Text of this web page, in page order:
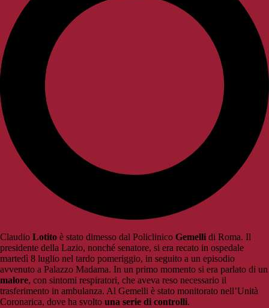
Claudio Lotito è stato dimesso dal Policlinico Gemelli di Roma. Il
presidente della Lazio, nonché senatore, si era recato in ospedale
martedì 8 luglio nel tardo pomeriggio, in seguito a un episodio
avvenuto a Palazzo Madama. In un primo momento si era parlato di un
malore, con sintomi respiratori, che aveva reso necessario il
trasferimento in ambulanza. Al Gemelli è stato monitorato nell’Unità
Coronarica, dove ha svolto una serie di controlli.